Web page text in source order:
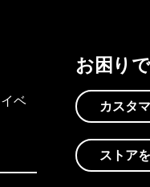
ベ
お困り
カスタ
ストア